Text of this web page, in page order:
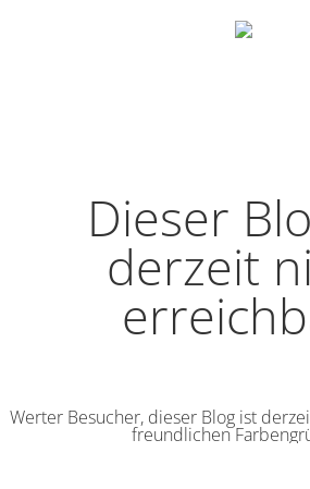
Dieser
derzeit
Werter Besucher, dieser Blog ist
freundlichen